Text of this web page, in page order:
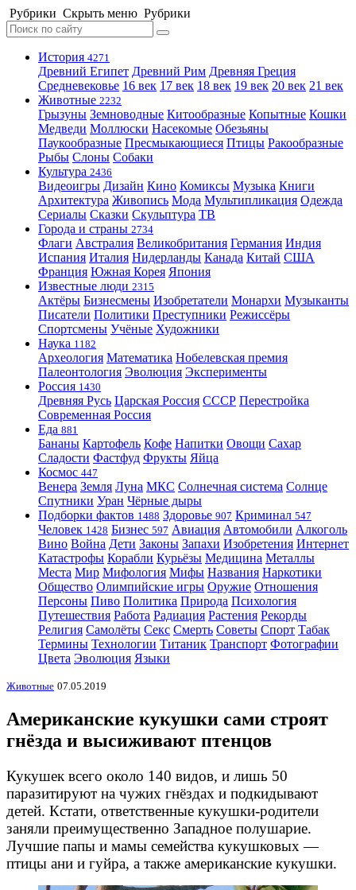
Рубрики Скрыть меню Рубрики
История 4271
Древний Египет Древний Рим Древняя Греция
Средневековье 16 век 17 век 18 век 19 век 20 век 21 век
Животные 2232
Грызуны Земноводные Китообразные Копытные Кошки
Медведи Моллюски Насекомые Обезьяны
Паукообразные Пресмыкающиеся Птицы Ракообразные
Рыбы Слоны Собаки
Культура 2436
Видеоигры Дизайн Кино Комиксы Музыка Книги
Архитектура Живопись Мода Мультипликация Одежда
Сериалы Сказки Скульптура ТВ
Города и страны 2734
Флаги Австралия Великобритания Германия Индия
Испания Италия Нидерланды Канада Китай США
Франция Южная Корея Япония
Известные люди 2315
Актёры Бизнесмены Изобретатели Монархи Музыканты
Писатели Политики Преступники Режиссёры
Спортсмены Учёные Художники
Наука 1182
Археология Математика Нобелевская премия
Палеонтология Эволюция Эксперименты
Россия 1430
Древняя Русь Царская Россия СССР Перестройка
Современная Россия
Еда 881
Бананы Картофель Кофе Напитки Овощи Сахар
Сладости Фастфуд Фрукты Яйца
Космос 447
Венера Земля Луна МКС Солнечная система Солнце
Спутники Уран Чёрные дыры
Подборки фактов 1488 Здоровье 907 Криминал 547
Человек 1428 Бизнес 597 Авиация Автомобили Алкоголь
Вино Война Дети Законы Запахи Изобретения Интернет
Катастрофы Корабли Курьёзы Медицина Металлы
Места Мир Мифология Мифы Названия Наркотики
Общество Олимпийские игры Оружие Отношения
Персоны Пиво Политика Природа Психология
Путешествия Работа Радиация Растения Рекорды
Религия Самолёты Секс Смерть Советы Спорт Табак
Термины Технологии Титаник Транспорт Фотографии
Цвета Эволюция Языки
Животные 07.05.2019
Американские кукушки сами строят
гнёзда и высиживают птенцов
Кукушек всего около 140 видов, и лишь 50
паразитируют на чужих гнёздах и подкидывают
детей. Кстати, ответственные кукушки-родители
заняли преимущественно Западное полушарие.
Лучшие папы и мамы семейства кукушковых —
птицы ани и гуйра, а также американские кукушки.